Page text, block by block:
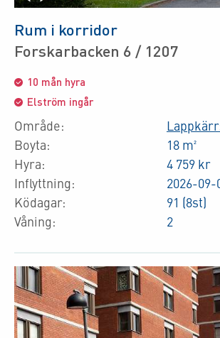
Rum i korridor
Forskarbacken 6 / 1207
10 mån hyra
Elström ingår
Område:
Boyta:
Hyra:
Inflyttning:
Ködagar:
Våning:
18 m²
4 759 kr
2026-09-
91 (8st)
2